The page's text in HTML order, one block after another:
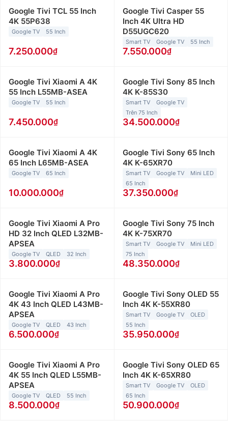
Google Tivi TCL 55 Inch
4K 55P638
Google TV 55 Inch
7.250.000
Google Tivi Casper 55
Inch 4K Ultra HD
D55UGC620
Smart TV Google TV 55 Inch
7.550.000
Google Tivi Xiaomi A 4K
55 Inch L55MB-ASEA
Google TV 55 Inch
7.450.000
Google Tivi Sony 85 Inch
4K K-85S30
Smart TV
Google TV
Trên 75 Inch
34.500.000
Google Tivi Xiaomi A 4K
65 Inch L65MB-ASEA
Google TV 65 Inch
10.000.000
Google Tivi Sony 65 Inch
4K K-65XR70
Smart TV Google TV
Mini LED
65 Inch
37.350.000
Google Tivi Xiaomi A Pro
HD 32 Inch QLED L32MB-
APSEA
Google TV QLED 32 Inch
3.800.000
Google Tivi Sony 75 Inch
4K K-75XR70
Smart TV Google TV
Mini LED
75 Inch
48.350.000
Google Tivi Xiaomi A Pro
4K 43 Inch QLED L43MB-
APSEA
Google TV QLED 43 Inch
6.500.000
Google Tivi Sony OLED 55
Inch 4K K-55XR80
Smart TV Google TV
OLED
55 Inch
35.950.000
Google Tivi Xiaomi A Pro
4K 55 Inch QLED L55MB-
APSEA
Google TV QLED 55 Inch
8.500.000
Google Tivi Sony OLED 65
Inch 4K K-65XR80
Smart TV Google TV
OLED
65 Inch
50.900.000